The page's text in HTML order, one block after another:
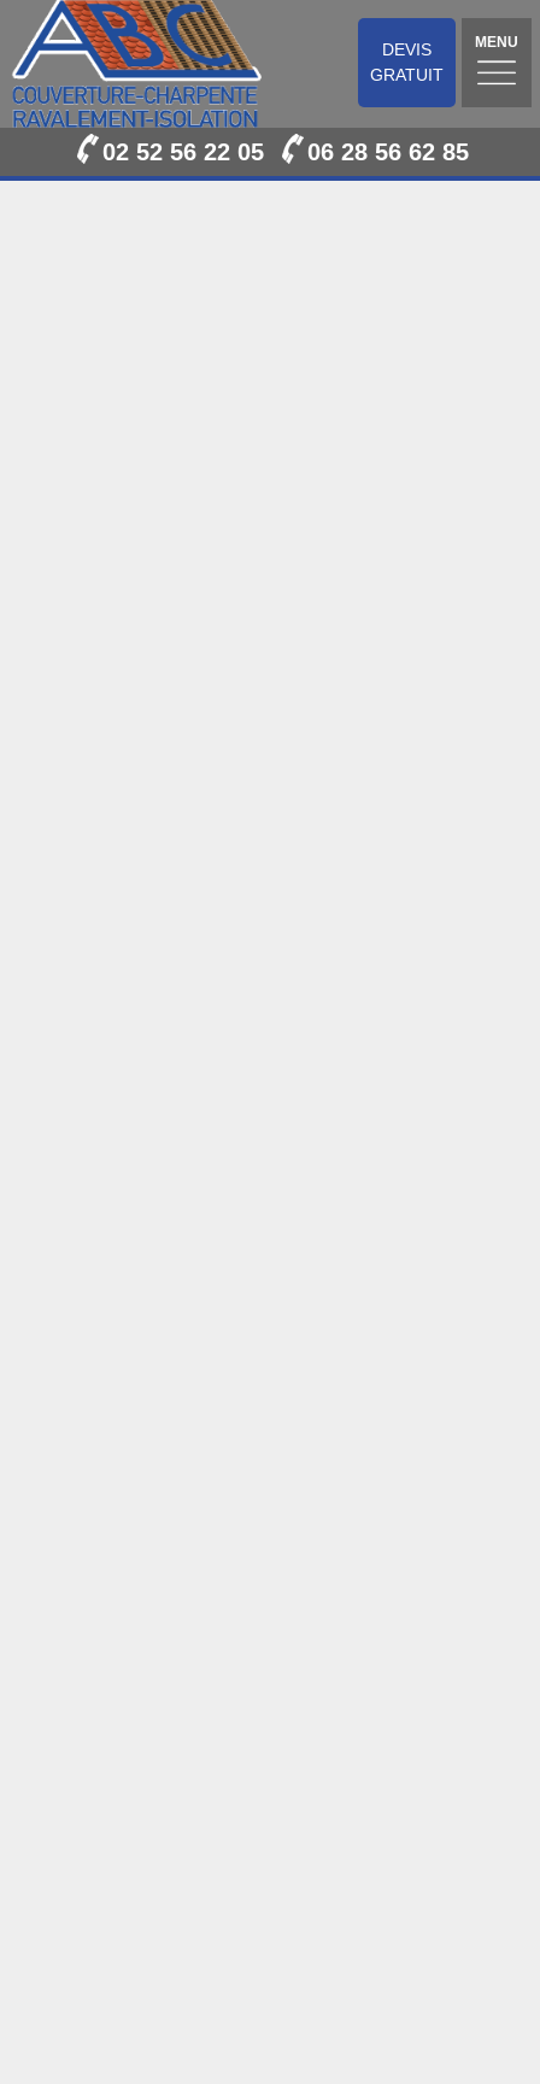
DEVIS
GRATUIT
MENU
02 52 56 22 05 06 28 56 62 85